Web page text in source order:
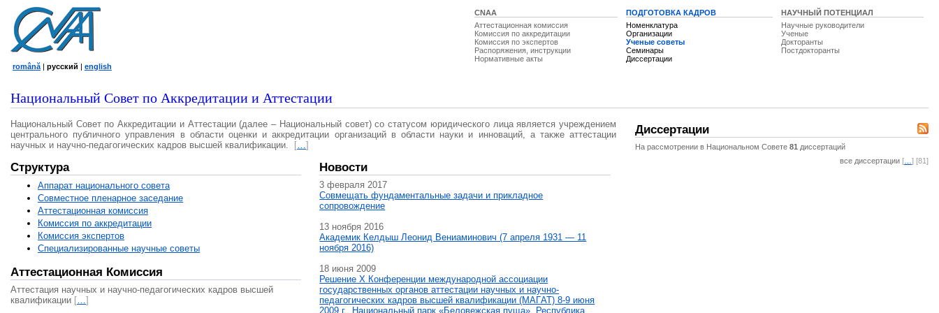
CNAA
Аттестационная комиссия
Комиссия по аккредитации
Комиссия по экспертов
Распоряжения, инструкции
Нормативные акты
ПОДГОТОВКА КАДРОВ
Номенклатура
Организации
Ученые советы
Семинары
Диссертации
НАУЧНЫЙ ПОТЕНЦИАЛ
Научные руководители
Ученые
Докторанты
Постдокторанты
română | русский | english
Национальный Совет по Аккредитации и Аттестации
Национальный Совет по Аккредитации и Аттестации (далее – Национальный совет) со статусом юридического лица является учреждением
центрального публичного управления в области оценки и аккредитации организаций в области науки и инноваций, а также аттестации
научных и научно-педагогических кадров высшей квалификации.
[…]
Структура
Аппарат национального совета
Совместное пленарное заседание
Аттестационная комисcия
Комиссия по аккредитации
Комиссия экспертов
Специализированные научные советы
Аттестационная Комиссия
Аттестация научных и научно-педагогических кадров высшей
квалификации […]
Новости
3 февраля 2017
Совмещать фундаментальные задачи и прикладное
сопровождение
13 ноября 2016
Академик Келдыш Леонид Вениаминович (7 апреля 1931 — 11
ноября 2016)
18 июня 2009
Решение X Конференции международной ассоциации
государственных органов аттестации научных и научно-
педагогических кадров высшей квалификации (МАГAT) 8-9 июня
2009 г., Национальный парк «Беловежская пуща», Республика
Диссертации
На рассмотрении в Национальном Совете 81 диссертаций
все диссертации [ ] [81]